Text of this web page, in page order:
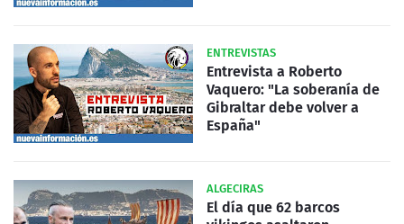
ENTREVISTAS
Entrevista a Roberto
Vaquero: "La soberanía de
Gibraltar debe volver a
España"
ALGECIRAS
El día que 62 barcos